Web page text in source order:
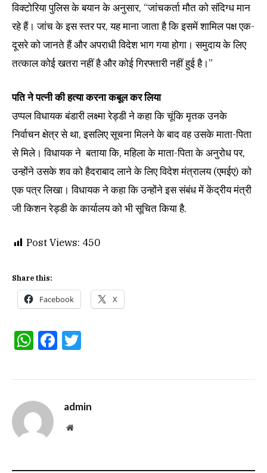
विक्टोरिया पुलिस के बयान के अनुसार, “जांचकर्ता मौत को संदिग्ध मान
रहे हैं। जांच के इस स्तर पर, यह माना जाता है कि इसमें शामिल पक्ष एक-
दूसरे को जानते हैं और अपराधी विदेश भाग गया होगा। समुदाय के लिए
तत्काल कोई खतरा नहीं है और कोई गिरफ्तारी नहीं हुई है।”
पति ने पत्नी की हत्या करना कबूल कर लिया
उप्पल विधायक बंडारी लक्ष्मा रेड्डी ने कहा कि चूंकि मृतक उनके
निर्वाचन क्षेत्र से था, इसलिए सूचना मिलने के बाद वह उसके माता-पिता
से मिले। विधायक ने बताया कि, महिला के माता-पिता के अनुरोध पर,
उन्होंने उसके शव को हैदराबाद लाने के लिए विदेश मंत्रालय (एमईए) को
एक पत्र लिखा। विधायक ने कहा कि उन्होंने इस संबंध में केंद्रीय मंत्री
जी किशन रेड्डी के कार्यालय को भी सूचित किया है.
Post Views: 450
Share this:
Facebook X
WhatsApp
Facebook
admin
Website